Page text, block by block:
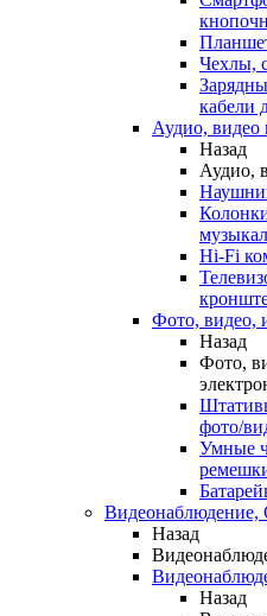
Чехлы,
кабели
Аудио,
Назад
Аудио,
Hi-Fi
Фото, видео,
Назад
Фото,
фото/
Умные
Назад
Назад